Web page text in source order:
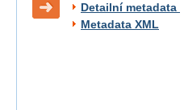
Detailní metadata
Metadata XML